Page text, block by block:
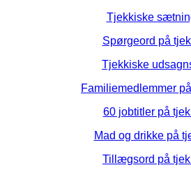
Tjekkiske
Spørgeord på
Tjekkiske
Familiemedlemmer
60 jobtitler på
Mad og drikke på
Tillægsord på